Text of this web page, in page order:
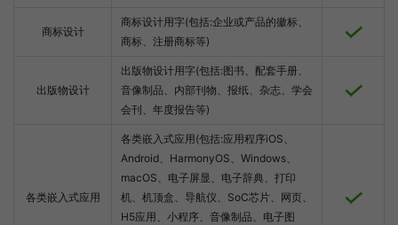
商标设计
商标设计用字(包括:企业或产品的徽标、
商标、注册商标等)
出版物设计
出版物设计用字(包括:图书、配套手册、
音像制品、内部刊物、报纸、杂志、学会
会刊、年度报告等)
各类嵌入式应用
各类嵌入式应用(包括:应用程序iOS、
Android、HarmonyOS、Windows、
macOS、电子屏显、电子辞典、打印
机、机顶盒、导航仪、SoC芯片、网页、
H5应用、小程序、音像制品、电子图